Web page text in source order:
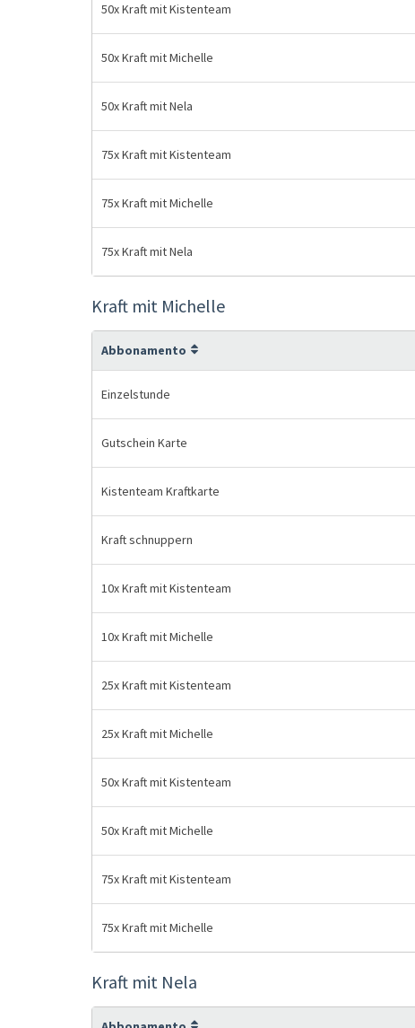
50x Kraft mit Kistenteam
50x Kraft mit Michelle
50x Kraft mit Nela
75x Kraft mit Kistenteam
75x Kraft mit Michelle
75x Kraft mit Nela
Kraft mit Michelle
Abbonamento
Einzelstunde
Gutschein Karte
Kistenteam Kraftkarte
Kraft schnuppern
10x Kraft mit Kistenteam
10x Kraft mit Michelle
25x Kraft mit Kistenteam
25x Kraft mit Michelle
50x Kraft mit Kistenteam
50x Kraft mit Michelle
75x Kraft mit Kistenteam
75x Kraft mit Michelle
Kraft mit Nela